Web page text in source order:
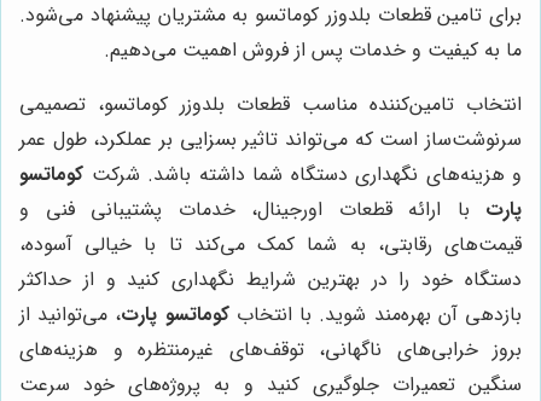
برای تامین قطعات بلدوزر کوماتسو به مشتریان پیشنهاد می‌شود.
ما به کیفیت و خدمات پس از فروش اهمیت می‌دهیم.
انتخاب تامین‌کننده مناسب قطعات بلدوزر کوماتسو، تصمیمی
سرنوشت‌ساز است که می‌تواند تاثیر بسزایی بر عملکرد، طول عمر
و هزینه‌های نگهداری دستگاه شما داشته باشد. شرکت کوماتسو
پارت با ارائه قطعات اورجینال، خدمات پشتیبانی فنی و
قیمت‌های رقابتی، به شما کمک می‌کند تا با خیالی آسوده،
دستگاه خود را در بهترین شرایط نگهداری کنید و از حداکثر
بازدهی آن بهره‌مند شوید. با انتخابکوماتسو پارت، می‌توانید از
بروز خرابی‌های ناگهانی، توقف‌های غیرمنتظره و هزینه‌های
سنگین تعمیرات جلوگیری کنید و به پروژه‌های خود سرعت